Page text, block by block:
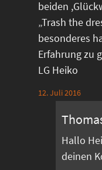
beiden
„Trash the
besonderes
Erfahrung zu
LG Heiko
12. Juli 2016
Hallo
deinen